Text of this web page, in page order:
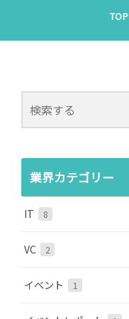
TOP
業界カテゴリー
IT 8
VC 2
イベント 1